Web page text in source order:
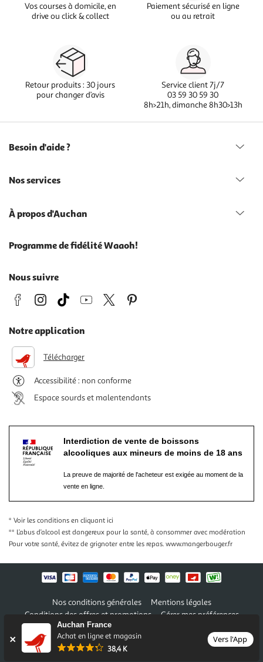
Auchan France
Achat en ligne et magasin
38,4 K
Vers l'App
Vos courses à domicile, en
drive ou click & collect
Paiement sécurisé en ligne
ou au retrait
Retour produits : 30 jours
pour changer d’avis
Service client 7j/7
03 59 30 59 30
8h>21h, dimanche 8h30>13h
Besoin d'aide ?
Nos services
À propos d'Auchan
Programme de fidélité Waaoh!
Nous suivre
Notre application
Télécharger
Accessibilité : non conforme
Espace sourds et malentendants
Interdiction de vente de boissons
alcooliques aux mineurs de moins de 18 ans
La preuve de majorité de l'acheteur est exigée au moment de la
vente en ligne.
* Voir les conditions en cliquant ici
** L’abus d’alcool est dangereux pour la santé, à consommer avec modération
Pour votre santé, évitez de grignoter entre les repas. www.mangerbouger.fr
Nos conditions générales
Mentions légales
Conditions des offres et promotions
Gérer mes préférences
Politique de confidentialité
Auchan 2026 © Tous droits réservés